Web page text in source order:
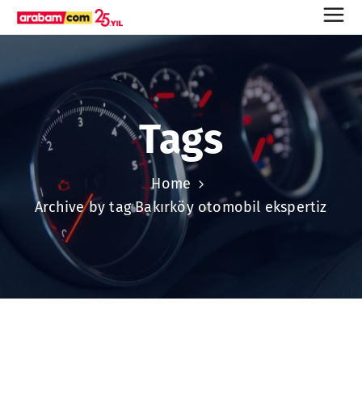
Tags
Home
Archive by tag Bakırköy otomobil ekspertiz